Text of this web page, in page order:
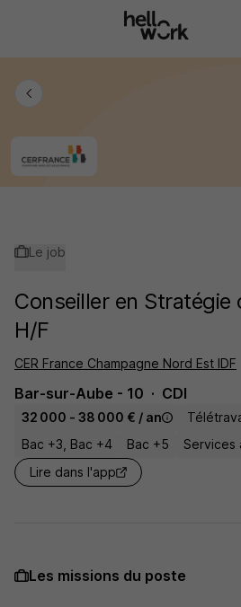
Le job
Conseiller en Stratégie
H/F
CER France Champagne Nord Est IDF
Bar-sur-Aube - 10 CDI
32 000 - 38 000 € / an
Bac +3, Bac +4
Bac +5
Services
Lire dans l'app
Les missions du poste